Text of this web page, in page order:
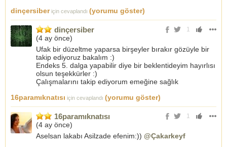
dinçersiberiçin cevaplandı (yorumu göster)
1
dinçersiber
(4 ay önce)
Ufak bir düzeltme yaparsa birşeyler bırakır gözüyle bir
takip ediyoruz bakalım :)
Endeks 5. dalga yapabilir diye bir beklentideyim hayırlısı
olsun teşekkürler :)
Çalışmalarını takip ediyorum emeğine sağlık
16paramıknatısı için cevaplandı (yorumu göster)
1
16paramıknatısı
(4 ay önce)
Aselsan lakabı Asilzade efenim:)) @Çakarkeyf